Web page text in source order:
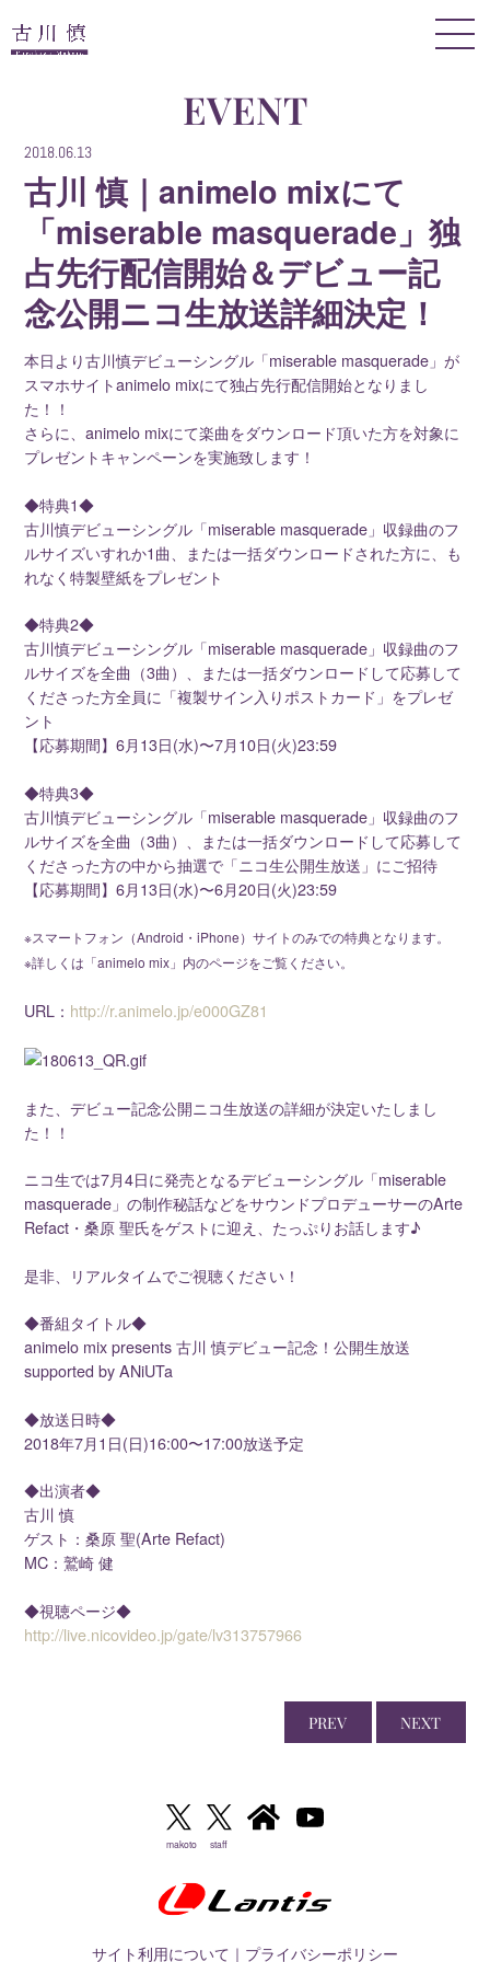
EVENT
2018.06.13
古川 慎｜animelo mixにて
「miserable masquerade」独
占先行配信開始＆デビュー記
念公開ニコ生放送詳細決定！
本日より古川慎デビューシングル「miserable masquerade」が
スマホサイトanimelo mixにて独占先行配信開始となりまし
た！！
さらに、animelo mixにて楽曲をダウンロード頂いた方を対象に
プレゼントキャンペーンを実施致します！
◆特典1◆
古川慎デビューシングル「miserable masquerade」収録曲のフ
ルサイズいすれか1曲、または一括ダウンロードされた方に、も
れなく特製壁紙をプレゼント
◆特典2◆
古川慎デビューシングル「miserable masquerade」収録曲のフ
ルサイズを全曲（3曲）、または一括ダウンロードして応募して
くださった方全員に「複製サイン入りポストカード」をプレゼ
ント
【応募期間】6月13日(水)〜7月10日(火)23:59
◆特典3◆
古川慎デビューシングル「miserable masquerade」収録曲のフ
ルサイズを全曲（3曲）、または一括ダウンロードして応募して
くださった方の中から抽選で「ニコ生公開生放送」にご招待
【応募期間】6月13日(水)〜6月20日(火)23:59
※スマートフォン（Android・iPhone）サイトのみでの特典となります。
※詳しくは「animelo mix」内のページをご覧ください。
URL： http://r.animelo.jp/e000GZ81
また、デビュー記念公開ニコ生放送の詳細が決定いたしまし
た！！
ニコ生では7月4日に発売となるデビューシングル「miserable
masquerade」の制作秘話などをサウンドプロデューサーのArte
Refact・桑原 聖氏をゲストに迎え、たっぷりお話します♪
是非、リアルタイムでご視聴ください！
◆番組タイトル◆
animelo mix presents 古川 慎デビュー記念！公開生放送
supported by ANiUTa
◆放送日時◆
2018年7月1日(日)16:00〜17:00放送予定
◆出演者◆
古川 慎
ゲスト：桑原 聖(Arte Refact)
MC：鷲崎 健
◆視聴ページ◆
http://live.nicovideo.jp/gate/lv313757966
PREV NEXT
makoto staff
サイト利用について ｜ プライバシーポリシー